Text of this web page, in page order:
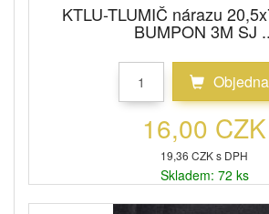
KTLU-TLUMIČ nárazu
BUMPON 3M SJ
16,00 CZK
19,36 CZK s DPH
Skladem: 72 ks